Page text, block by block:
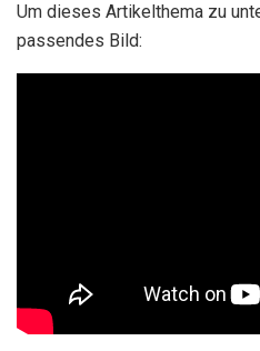
Um dieses Artikelthema zu
passendes Bild: